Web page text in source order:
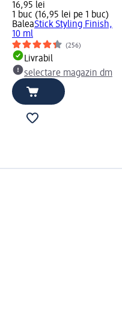
16,95 lei
1 buc (16,95 lei pe 1 buc)
BaleaStick Styling Finish,
10 ml
(256)
Livrabil
selectare magazin dm